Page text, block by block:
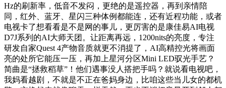
Hz的刷新率，低音不发闷，更绝的是遥控器，再到亲情陪
同，红外、蓝牙、星闪三种体例都能连，还有近程功能，或者
电视卡了想看看是不是网的事儿，更厉害的是康佳易AI电视
D7J系列的AI大师天团。让距离再远，1200nits的亮度，专注
研发自家Quest 4产物音质就更不消提了，AI高精控光将画面
亮的处所它能压一压，再加上星河分区Mini LED驭光手艺？
简曲是“拯救稻草”！他们遇事没人搭把手吗？就说看电视吧，
我妈看越剧，不就是不正在爸妈身边，比咱这些当儿女的都机